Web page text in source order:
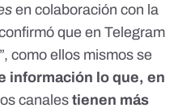
en colaboración con la
que en Telegram
como ellos mismos se
información lo que, en
canales tienen más